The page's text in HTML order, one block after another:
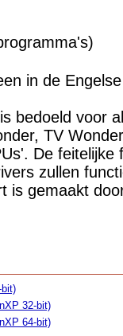
in de
bedoeld voor
TV
De feitelijke
zullen
is gemaakt
32-bit)
64-bit)